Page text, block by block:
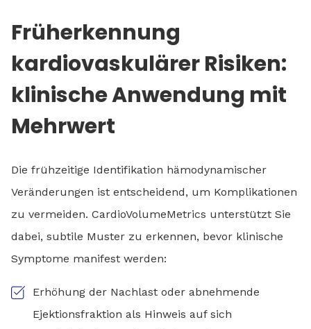
Früherkennung
kardiovaskulärer Risiken:
klinische Anwendung mit
Mehrwert
Die frühzeitige Identifikation hämodynamischer
Veränderungen ist entscheidend, um Komplikationen
zu vermeiden. CardioVolumeMetrics unterstützt Sie
dabei, subtile Muster zu erkennen, bevor klinische
Symptome manifest werden:
Erhöhung der Nachlast oder abnehmende
Ejektionsfraktion als Hinweis auf sich